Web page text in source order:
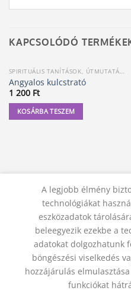
KAPCSOLÓDÓ
SPIRITUÁLIS TANÍTÁSOK, ÚTMUTATÁSOK
Angyalos kulcstrató
1 200 Ft
KOSÁRBA TESZEM
KAPCSOLAT
JOGI NYILATKOZAT
ELÁLLÁS A
© 2012 - 2026
A legjobb élmény
technológiákat
eszközadatok
beleegyezik ezekbe a
adatokat dolgozhatunk
böngészési viselkedés
hozzájárulás
funkciókat